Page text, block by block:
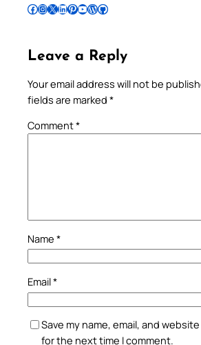
Follow Pradeep on Facebook Follow Pradeep on InstagramFollow Pradeep on X Follow Pradeep on LinkedIn Follow Pradeep on Pinterest Subscribe to Pradeep’s Youtube Channel Follow Pradeep on WordPress Follow Pradeep on GitHub
Leave a Reply
Your email address will not be
fields are marked *
Comment*
Name *
Email*
Save my name, email, and
for the next time I comment.